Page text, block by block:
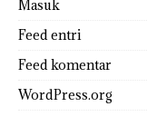
Masuk
Feed entri
Feed komentar
WordPress.org